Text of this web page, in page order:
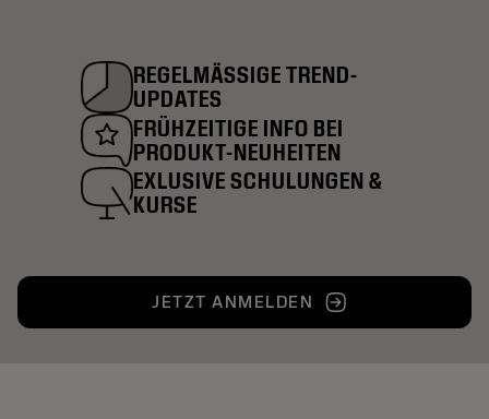
JETZT ANMELDEN
REGELMÄSSIGE TREND-
UPDATES
FRÜHZEITIGE INFO BEI
PRODUKT-NEUHEITEN
EXLUSIVE SCHULUNGEN &
KURSE